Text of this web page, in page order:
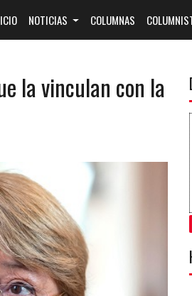
(CURRENT)
NOTICIAS COLUMNAS
la vinculan con la